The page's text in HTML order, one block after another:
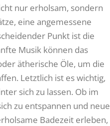
nur erholsam, sondern
eine angemessene
Punkt ist die
Musik können das
ätherische Öle, um die
Letztlich ist es wichtig,
sich zu lassen. Ob im
zu entspannen und neue
Badezeit erleben,